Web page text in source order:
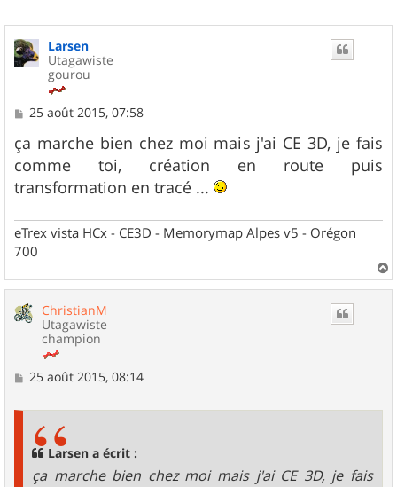
Larsen
Utagawiste
gourou
M
s
s
a
g
e
25 août 2015, 07:58
ça marche bien chez moi mais j'ai CE 3D, je fais
comme toi, création en route puis
transformation en tracé ...
eTrex vista HCx - CE3D - Memorymap Alpes v5 - Orégon
700
a
ChristianM
Utagawiste
champion
M
25 août 2015, 08:14
Larsen a écrit :
ça marche bien chez moi mais j'ai CE 3D, je fais